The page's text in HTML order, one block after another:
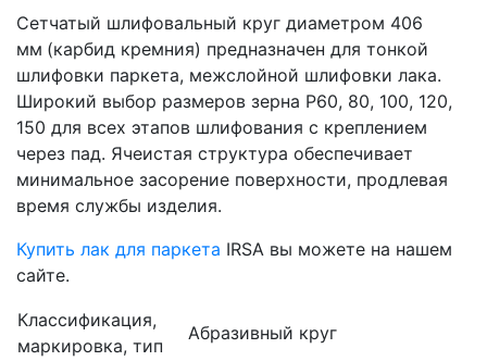
Сетчатый шлифовальный круг диаметром 406
мм (карбид кремния) предназначен для тонкой
шлифовки паркета, межслойной шлифовки лака.
Широкий выбор размеров зерна Р60, 80, 100, 120,
150 для всех этапов шлифования с креплением
через пад. Ячеистая структура обеспечивает
минимальное засорение поверхности, продлевая
время службы изделия.
Купить лак для паркета IRSA вы можете на нашем
сайте.
Классификация,
маркировка, тип
Абразивный круг